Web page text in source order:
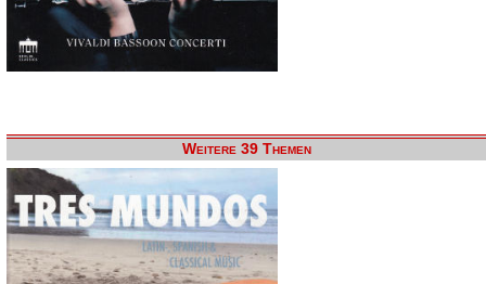
Weitere 39 Themen